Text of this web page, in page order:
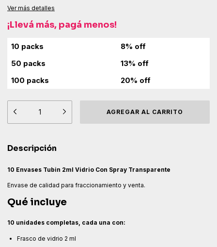
Ver más detalles
¡Llevá más, pagá menos!
Descripción
10 Envases Tubin 2ml Vidrio Con Spray Transparente
Envase de calidad para fraccionamiento y venta.
Qué incluye
10 unidades completas, cada una con:
Frasco de vidrio 2 ml